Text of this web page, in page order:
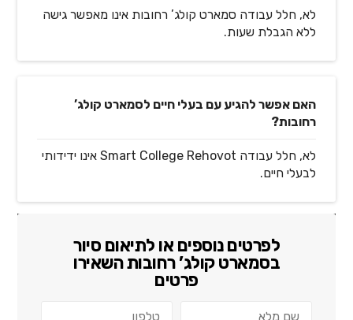
לא, חלל עבודה סמארט קולג’ רחובות אינו מאפשר גישה
ללא הגבלת שעות.
האם אפשר להגיע עם בעלי חיים לסמארט קולג’
רחובות?
לא, חלל עבודה Smart College Rehovot אינו ידידותי
לבעלי חיים.
לפרטים נוספים או לתיאום סיור
בסמארט קולג’ רחובותהשאירו
פרטים